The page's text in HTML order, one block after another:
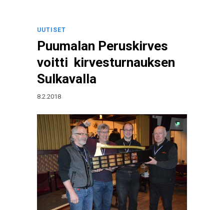
UUTISET
Puumalan Peruskirves
voitti kirvesturnauksen
Sulkavalla
8.2.2018